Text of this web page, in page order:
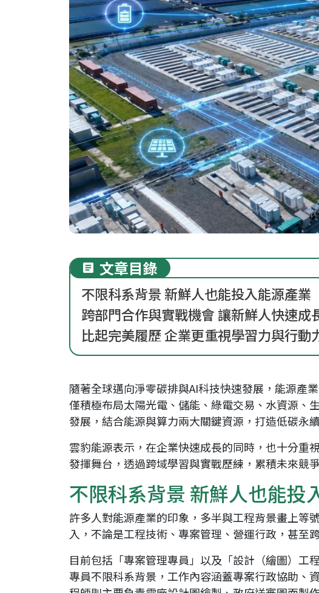
文章目錄
不限科系背景 新鮮人也能投入能源產業
跨部門合作與實戰機會 讓新鮮人快速成
比起完美履歷 企業更重視學習力與行動
隨著全球邁向淨零碳排與AI科技快速發展，能源產
僅積極布局太陽光電、儲能、綠電交易、水資源、
發展，結合能源與算力兩大關鍵資源，打造低碳永
雲豹能源表示，在企業快速成長的同時，也十分重
發揮舞台，透過跨域學習與實戰歷練，累積未來競
不限科系背景 新鮮人也能投
許多人對能源產業的印象，多半與工程背景畫上等
入，不論是工程技術、專案管理、營運行政，甚至
目前包括「專案管理專員」以及「設計（繪圖）工
專員不限科系背景，工作內容涵蓋專案行政協助、